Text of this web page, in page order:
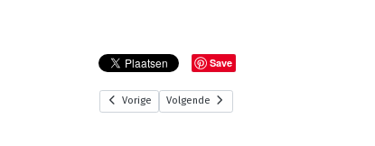
Save
Vorige Volgende